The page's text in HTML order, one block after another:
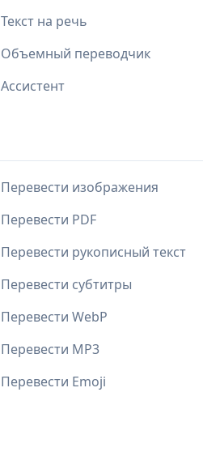
Текст на речь
Объемный переводчик
Ассистент
Перевести изображения
Перевести PDF
Перевести рукописный текст
Перевести субтитры
Перевести WebP
Перевести MP3
Перевести Emoji